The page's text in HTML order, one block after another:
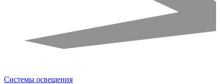
Системы освещения